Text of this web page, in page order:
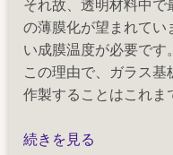
それ故、透明材料中
の薄膜化が望まれてい
い成膜温度が必要です。
この理由で、ガラス
作製することはこれま
単
続きを見る